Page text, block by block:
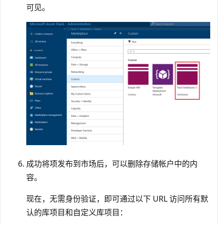
可见。
成功将项发布到市场后，可以删除存储帐户中的内
容。
现在，无需身份验证，即可通过以下 URL 访问所有默
认的库项目和自定义库项目：